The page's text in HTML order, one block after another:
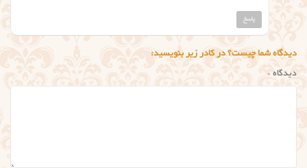
پاسخ
دیدگاه شما چیست؟ در کادر زیر بنویسید:
دیدگاه*